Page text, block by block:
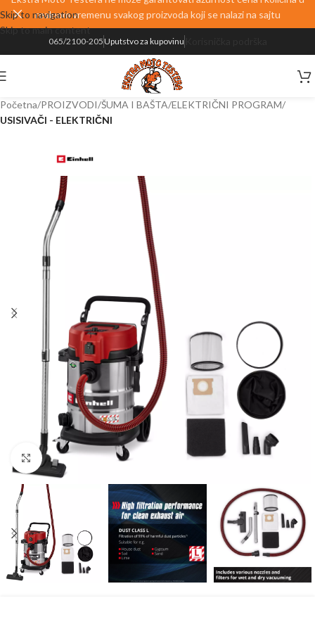
Skip to navigation
Skip to main content
realnom vremenu svakog proizvoda koji se nalazi na sajtu
065/2100-205Uputstvo za kupovinu
Početna PROIZVODI ŠUMA I BAŠTA ELEKTRIČNI PROGRAM
USISIVAČI - ELEKTRIČNI
Kliknite za uvećanje